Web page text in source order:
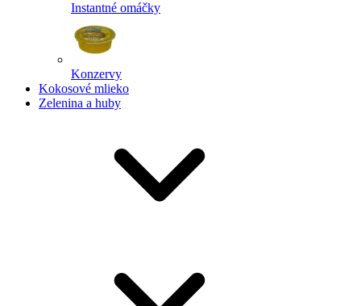
Instantné omáčky
Konzervy
Kokosové mlieko
Zelenina a huby